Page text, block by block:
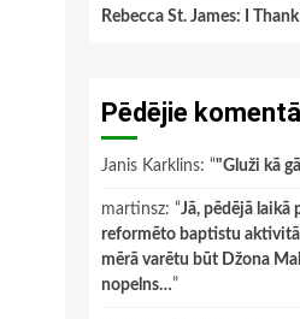
Rebecca St. James: I Thank
Pēdējie
Janis Karklins: “"Gluži kā
martinsz: “Jā, pēdējā laikā
reformēto baptistu
mērā varētu būt Džona
nopelns…”